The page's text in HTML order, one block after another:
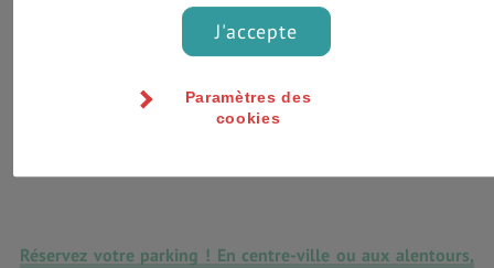
Réservez votre parking ! En centre-ville ou aux alentours,
J'accepte
Paramètres des
cookies